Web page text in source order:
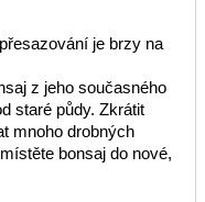
je brzy na
z jeho současného
staré půdy. Zkrátit
mnoho drobných
bonsaj do nové,